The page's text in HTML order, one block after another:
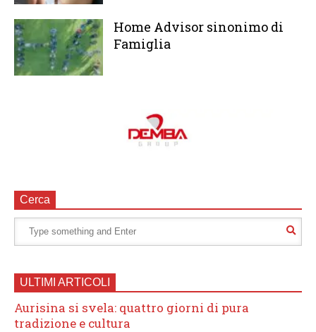
Home Advisor sinonimo di
Famiglia
Cerca
ULTIMI ARTICOLI
Aurisina si svela: quattro giorni di pura
tradizione e cultura